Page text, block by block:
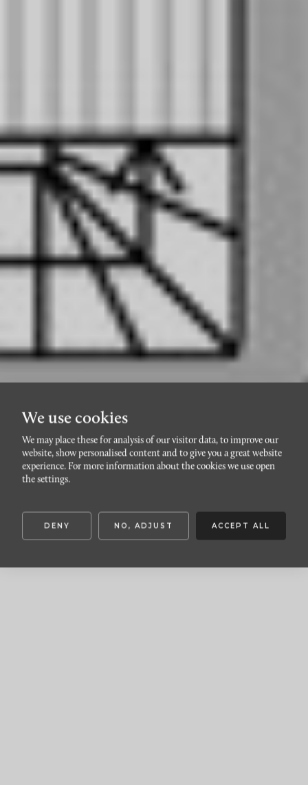
YSTAD TRÄDGÅRDSSTAD
Dammhejdegatan 45
We use cookies
We may place these for analysis of our visitor data, to improve our
website, show personalised content and to give you a great website
experience. For more information about the cookies we use open
the settings.
DENY NO, ADJUST ACCEPT ALL